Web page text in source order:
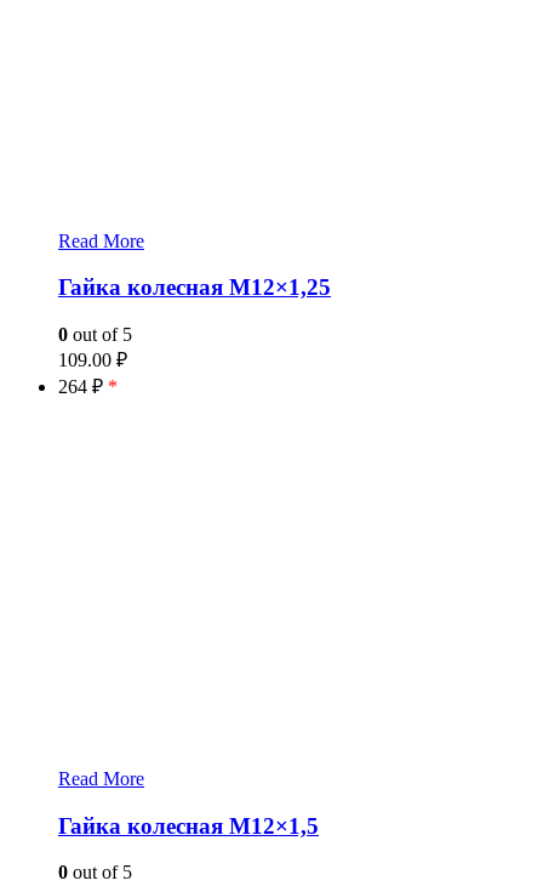
Read More
Гайка колесная М12×1,25
0 out of 5
109.00 ₽
264 ₽ *
Read More
Гайка колесная М12×1,5
0 out of 5